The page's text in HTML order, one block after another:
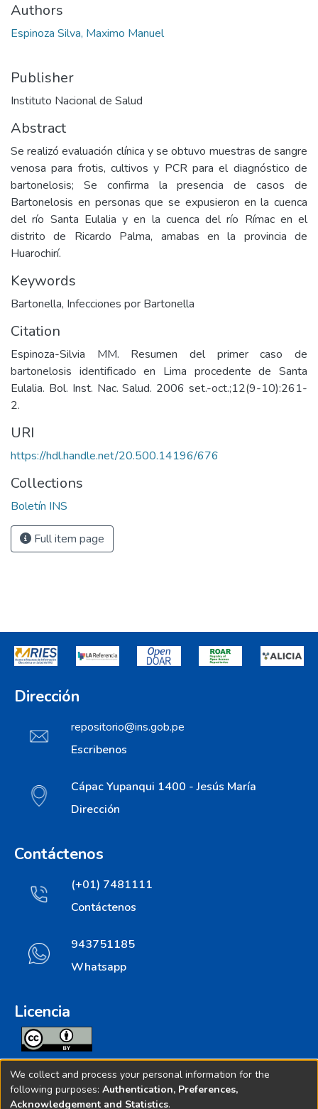
Authors
Espinoza Silva, Maximo Manuel
Publisher
Instituto Nacional de Salud
Abstract
Se realizó evaluación clínica y se obtuvo muestras de sangre
venosa para frotis, cultivos y PCR para el diagnóstico de
bartonelosis; Se confirma la presencia de casos de
Bartonelosis en personas que se expusieron en la cuenca
del río Santa Eulalia y en la cuenca del río Rímac en el
distrito de Ricardo Palma, amabas en la provincia de
Huarochirí.
Keywords
Bartonella, Infecciones por Bartonella
Citation
Espinoza-Silvia MM. Resumen del primer caso de
bartonelosis identificado en Lima procedente de Santa
Eulalia. Bol. Inst. Nac. Salud. 2006 set.-oct.;12(9-10):261-
2.
URI
https://hdl.handle.net/20.500.14196/676
Collections
Boletín INS
Full item page
Dirección
repositorio@ins.gob.pe
Escribenos
Cápac Yupanqui 1400 - Jesús María
Dirección
Contáctenos
(+01) 7481111
Contáctenos
943751185
Whatsapp
Licencia
Todos los contenidos de repositorio.ins.gob.pe estan
licenciados bajo
Creative Commoms License
We collect and process your personal information for the
following purposes: Authentication, Preferences,
Acknowledgement and Statistics.